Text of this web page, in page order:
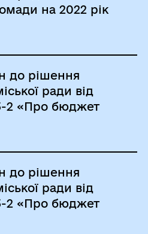
на 2022 рік
до рішення
ради від
2 «Про бюджет
на 2021 рік»
до рішення
ради від
2 «Про бюджет